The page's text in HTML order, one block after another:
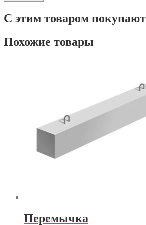
С этим товаром покупают
Похожие товары
Перемычка